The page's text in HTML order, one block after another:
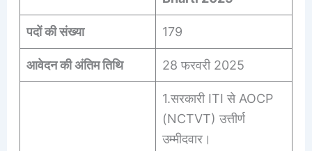
पदों की संख्या 179
आवेदन की अंतिम तिथि 28 फरवरी 2025
1.सरकारी ITI से AOCP
(NCTVT) उत्तीर्ण
उम्मीदवार।